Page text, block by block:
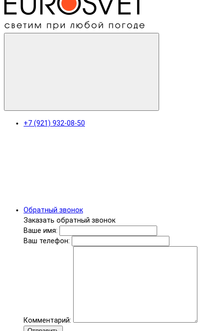
+7 (921) 932-08-50
Обратный звонок
Заказать обратный звонок
Ваше имя:
Ваш телефон:
Комментарий: